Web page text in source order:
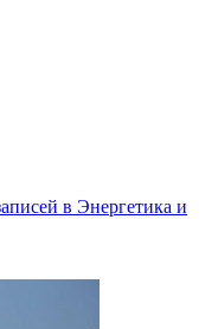
в Энергетика и